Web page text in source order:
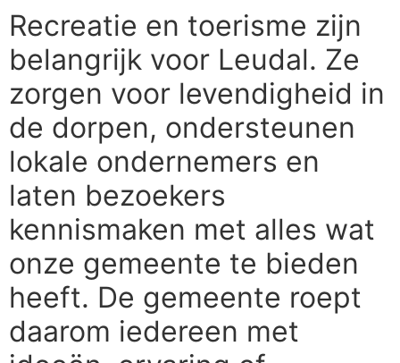
Recreatie en toerisme zijn
belangrijk voor Leudal. Ze
zorgen voor levendigheid in
de dorpen, ondersteunen
lokale ondernemers en
laten bezoekers
kennismaken met alles wat
onze gemeente te bieden
heeft. De gemeente roept
daarom iedereen met